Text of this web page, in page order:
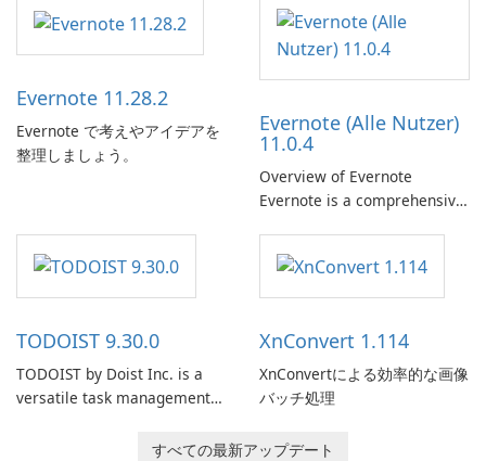
Evernote 11.28.2
Evernote で考えやアイデアを
整理しましょう。
Evernote (Alle Nutzer)
11.0.4
Overview of Evernote
Evernote is a comprehensive
users capture, organize, and
access information across
TODOIST 9.30.0
TODOIST by Doist Inc. is a
versatile task management
individuals and teams
XnConvert 1.114
XnConvertによる効率的な画像
バッチ処理
すべての最新アップデート